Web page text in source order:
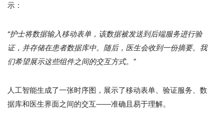
示：
“护士将数据输入移动表单，该数据被发送到后端服务进行验
证，并存储在患者数据库中。随后，医生会收到一份摘要。我
们希望展示这些组件之间的交互方式。”
人工智能生成了一张时序图，展示了移动表单、验证服务、数
据库和医生界面之间的交互——准确且易于理解。